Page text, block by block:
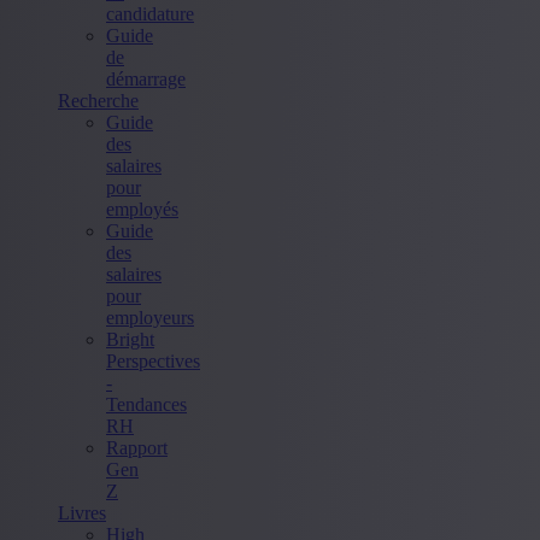
candidature
Guide
de
démarrage
Recherche
Guide
des
salaires
pour
employés
Guide
des
salaires
pour
employeurs
Bright
Perspectives
-
Tendances
RH
Rapport
Gen
Z
Livres
High